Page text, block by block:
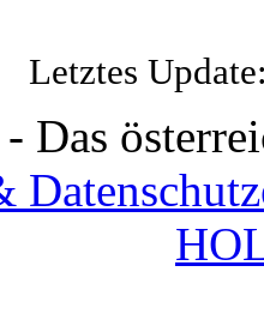
Letztes
Das